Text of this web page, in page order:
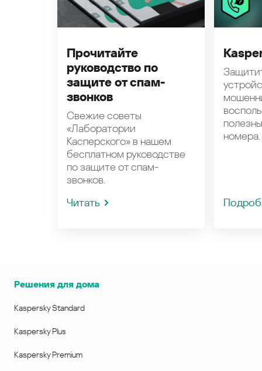
Прочитайте
руководство по
защите от спам-
звонков
Свежие советы
«Лаборатории
Касперского» в нашем
бесплатном руководстве
по защите от спам-
звонков.
Читать
номера.
Решения для дома
Kaspersky Standard
Kaspersky Plus
Kaspersky Premium